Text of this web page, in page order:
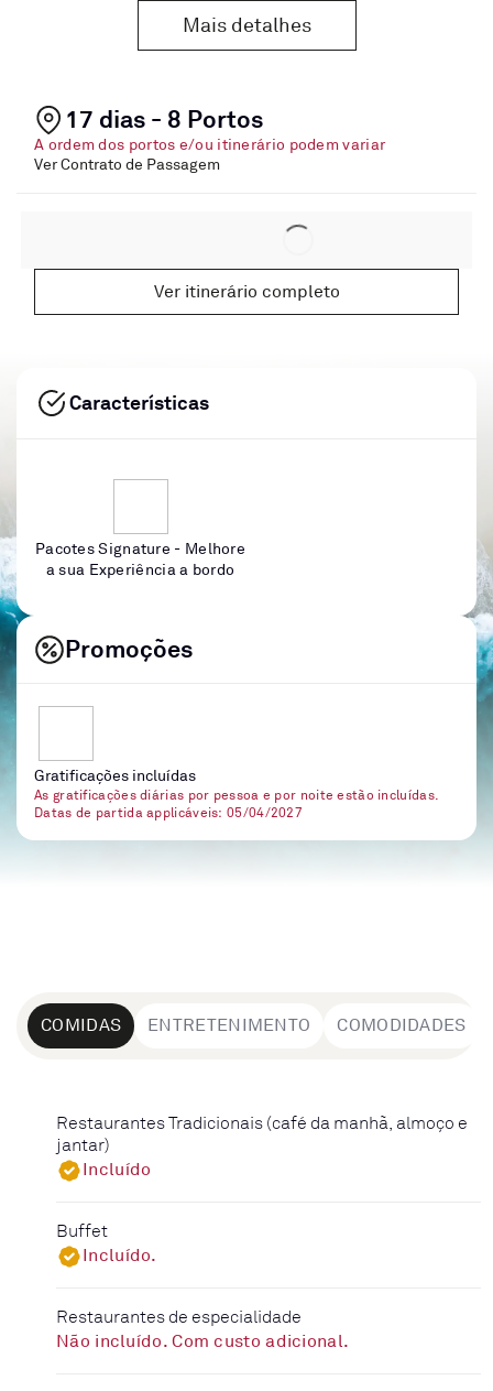
Mais detalhes
17 dias - 8 Portos
A ordem dos portos e/ou itinerário podem variar
Ver Contrato de Passagem
Ver itinerário completo
Características
Pacotes Signature - Melhore
a sua Experiência a bordo
Promoções
Gratificações incluídas
As gratificações diárias por pessoa e por noite estão incluídas.
Datas de partida applicáveis: 05/04/2027
COMIDAS ENTRETENIMENTO COMODIDADES
Restaurantes Tradicionais (café da manhã, almoço e
jantar)
Incluído
Buffet
Incluído.
Restaurantes de especialidade
Não incluído. Com custo adicional.